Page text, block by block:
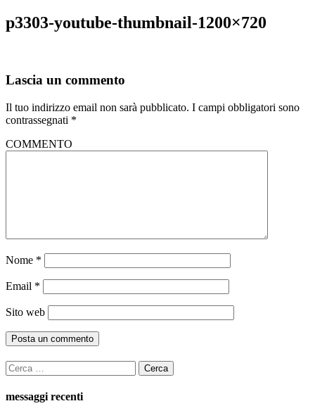
p3303-youtube-thumbnail-1200×720
Lascia un commento
Il tuo indirizzo email non sarà pubblicato. I campi obbligatori sono
contrassegnati *
COMMENTO
Nome *
Email *
Sito web
Ricerca
per:
messaggi recenti